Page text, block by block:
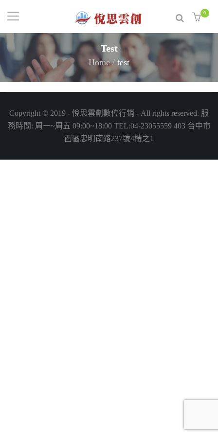
0
Test
Home/ test
Copyright © 2019 - 悅思雲創數位行銷 - All rights reserved. 服
務時間: 周一~周五 09:00~18:00 TEL:04-23055559 403 台中市
西區忠明南路237號4樓之1